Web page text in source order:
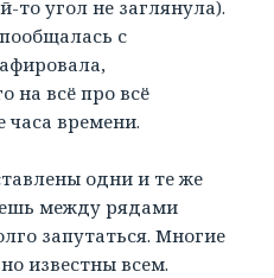
то угол не заглянула).
с
на всё про всё
часа времени.
одни и те же
между рядами
запутаться. Многие
известны всем.